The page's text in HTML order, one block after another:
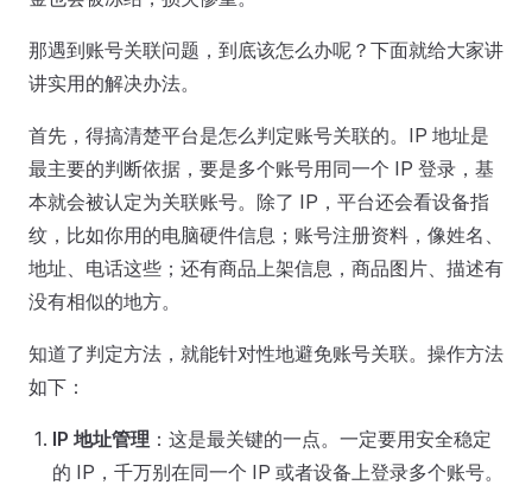
那遇到账号关联问题，到底该怎么办呢？下面就给大家讲
讲实用的解决办法。
首先，得搞清楚平台是怎么判定账号关联的。IP 地址是
最主要的判断依据，要是多个账号用同一个 IP 登录，基
本就会被认定为关联账号。除了 IP，平台还会看设备指
纹，比如你用的电脑硬件信息；账号注册资料，像姓名、
地址、电话这些；还有商品上架信息，商品图片、描述有
没有相似的地方。
知道了判定方法，就能针对性地避免账号关联。操作方法
如下：
IP 地址管理 ：这是最关键的一点。一定要用安全稳定
的 IP，千万别在同一个 IP 或者设备上登录多个账号。